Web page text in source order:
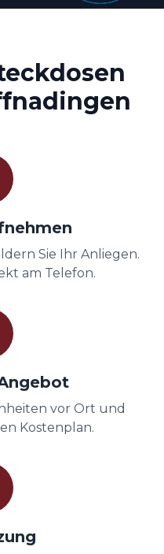
Sie Ihr Anliegen.
am Telefon.
vor Ort und
Kostenplan.